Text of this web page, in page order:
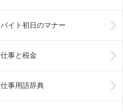
バイト初日のマナー
仕事と税金
仕事用語辞典